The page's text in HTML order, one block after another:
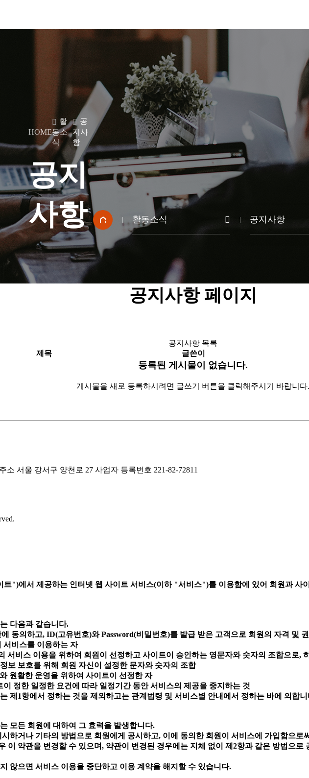
HOME
활
동소
식
공
지사
항
공지
사항
활동소식 공지사항
공지사항 페이지
공지사항 목록
제목 글쓴이
등록된 게시물이 없습니다.
게시물을 새로 등록하시려면 글쓰기 버튼을 클릭해주시기 바랍니다.
주소 서울 강서구 양천로 27 사업자 등록번호 221-82-72811
")에서 제공하는 인터넷 웹 사이트 서비스(이하 "서비스")를 이용함에 있어 회원과 사
다음과 같습니다.
의하고, ID(고유번호)와 Password(비밀번호)를 발급 받은 고객으로 회원의 자격 및
비스를 이용하는 자
비스 이용을 위하여 회원이 선정하고 사이트이 승인하는 영문자와 숫자의 조합으로,
보호를 위해 회원 자신이 설정한 문자와 숫자의 조합
활한 운영을 위하여 사이트이 선정한 자
정한 일정한 요건에 따라 일정기간 동안 서비스의 제공을 중지하는 것
제1항에서 정하는 것을 제외하고는 관계법령 및 서비스별 안내에서 정하는 바에 의합니
모든 회원에 대하여 그 효력을 발생합니다.
하거나 기타의 방법으로 회원에게 공시하고, 이에 동의한 회원이 서비스에 가입함으로
이 약관을 변경할 수 있으며, 약관이 변경된 경우에는 지체 없이 제2항과 같은 방법으로
않으면 서비스 이용을 중단하고 이용 계약을 해지할 수 있습니다.